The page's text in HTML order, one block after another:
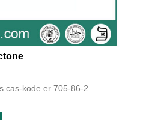
cas-kode er 705-86-2